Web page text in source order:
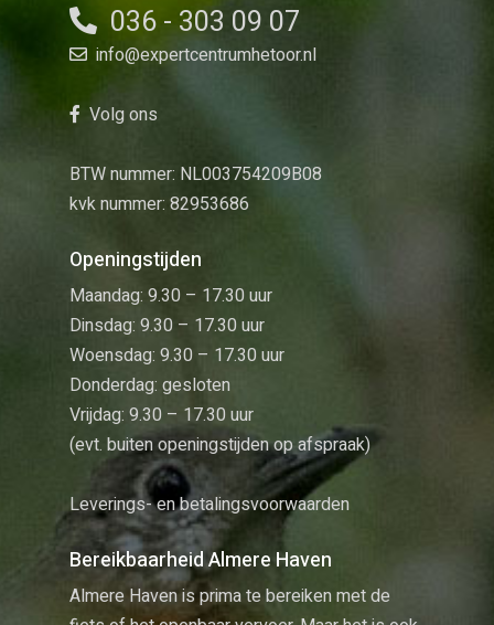
036 - 303 09 07
info@expertcentrumhetoor.nl
Volg ons
BTW nummer: NL003754209B08
kvk nummer: 82953686
Openingstijden
Maandag: 9.30 – 17.30 uur
Dinsdag: 9.30 – 17.30 uur
Woensdag: 9.30 – 17.30 uur
Donderdag: gesloten
Vrijdag: 9.30 – 17.30 uur
(evt. buiten openingstijden op afspraak)
Leverings- en betalingsvoorwaarden
Bereikbaarheid Almere Haven
Almere Haven is prima te bereiken met de